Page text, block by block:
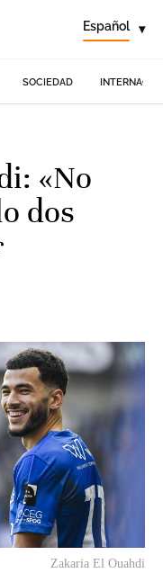
Español ▾
SOCIEDAD
«No
dos
Zakaria El Ouahdi